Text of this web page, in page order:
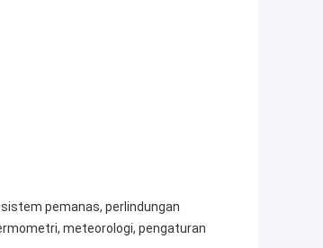
pemanas, perlindungan
meteorologi, pengaturan